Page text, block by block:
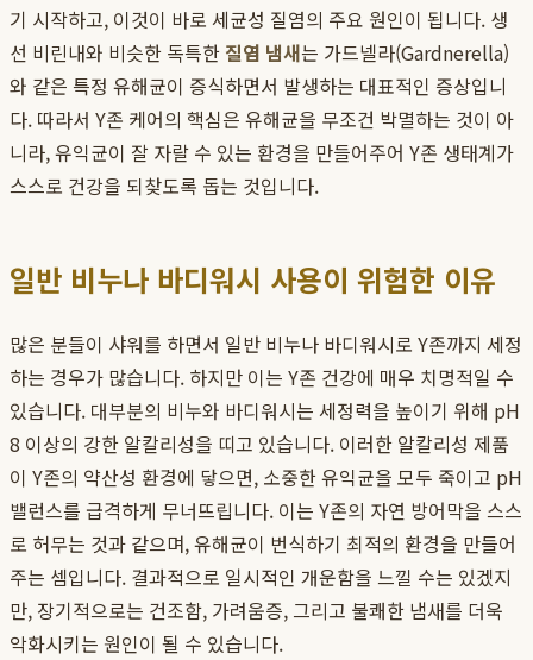
기 시작하고, 이것이 바로 세균성 질염의 주요 원인이 됩니다. 생
선 비린내와 비슷한 독특한 질염 냄새는 가드넬라(Gardnerella)
와 같은 특정 유해균이 증식하면서 발생하는 대표적인 증상입니
다. 따라서 Y존 케어의 핵심은 유해균을 무조건 박멸하는 것이 아
니라, 유익균이 잘 자랄 수 있는 환경을 만들어주어 Y존 생태계가
스스로 건강을 되찾도록 돕는 것입니다.
일반 비누나 바디워시 사용이 위험한 이유
많은 분들이 샤워를 하면서 일반 비누나 바디워시로 Y존까지 세정
하는 경우가 많습니다. 하지만 이는 Y존 건강에 매우 치명적일 수
있습니다. 대부분의 비누와 바디워시는 세정력을 높이기 위해 pH
8 이상의 강한 알칼리성을 띠고 있습니다. 이러한 알칼리성 제품
이 Y존의 약산성 환경에 닿으면, 소중한 유익균을 모두 죽이고 pH
밸런스를 급격하게 무너뜨립니다. 이는 Y존의 자연 방어막을 스스
로 허무는 것과 같으며, 유해균이 번식하기 최적의 환경을 만들어
주는 셈입니다. 결과적으로 일시적인 개운함을 느낄 수는 있겠지
만, 장기적으로는 건조함, 가려움증, 그리고 불쾌한 냄새를 더욱
악화시키는 원인이 될 수 있습니다.